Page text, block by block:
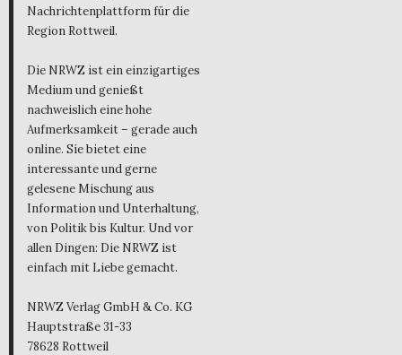
Nachrichtenplattform für die
Region Rottweil.
Die NRWZ ist ein einzigartiges
Medium und genießt
nachweislich eine hohe
Aufmerksamkeit – gerade auch
online. Sie bietet eine
interessante und gerne
gelesene Mischung aus
Information und Unterhaltung,
von Politik bis Kultur. Und vor
allen Dingen: Die NRWZ ist
einfach mit Liebe gemacht.
NRWZ Verlag GmbH & Co. KG
Hauptstraße 31-33
78628 Rottweil